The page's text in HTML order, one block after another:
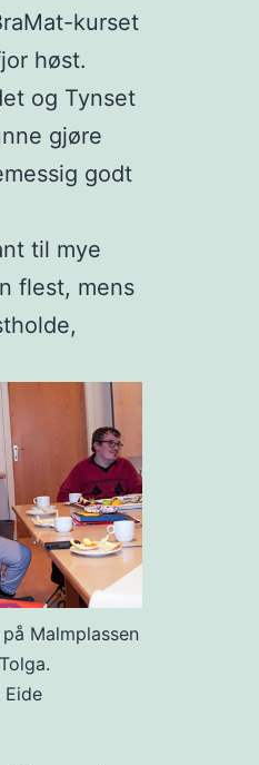
kurset
høst.
og Tynset
gjøre
godt
til mye
flest, mens
Malmplassen
Eide